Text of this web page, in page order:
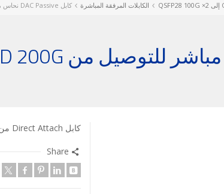
الكابلات المرفقة المباشرة كابل DAC Passive نحاس مباشر للتوصيل من QSFP-DD 200G إلى 2× QSFP28 100G
كابل Direct Attach من 200G QSFP-DD إلى 2×100G QSFP28 (Passive)، من 1 إلى 5 أمتار
Share